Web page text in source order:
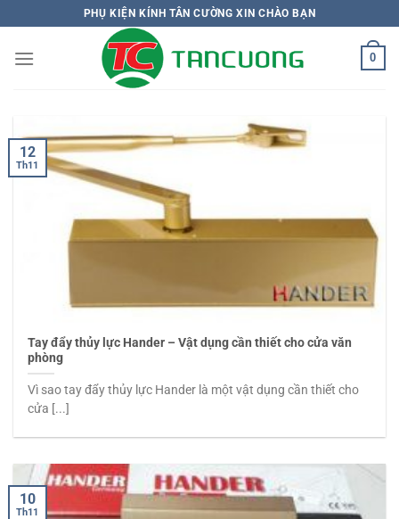
qua
nội
PHỤ KIỆN KÍNH TÂN CƯỜNG XIN CHÀO BẠN
0
Tay đẩy thủy lực Hander – Vật dụng cần thiết cho cửa văn
phòng
Vì sao tay đẩy thủy lực Hander là một vật dụng cần thiết cho
cửa [...]
12
Th11
10
Th11